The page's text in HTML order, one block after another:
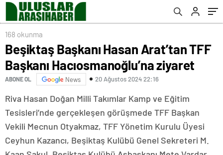
168 okunma
Beşiktaş Başkanı Hasan Arat’tan TFF
Başkanı Hacıosmanoğlu’na ziyaret
ABONE OL News 20 Ağustos 2024 22:16
Riva Hasan Doğan Milli Takımlar Kamp ve Eğitim
Tesisleri’nde gerçekleşen görüşmede TFF Başkan
Vekili Mecnun Otyakmaz, TFF Yönetim Kurulu Üyesi
Ceyhun Kazancı, Beşiktaş Kulübü Genel Sekreteri M.